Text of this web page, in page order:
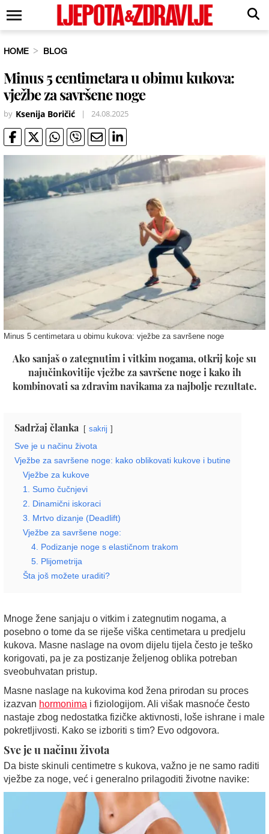
HOME BLOG
Minus 5 centimetara u obimu kukova:
vježbe za savršene noge
by Ksenija Boričić | 24.08.2025
Minus 5 centimetara u obimu kukova: vježbe za savršene noge
Ako sanjaš o zategnutim i vitkim nogama, otkrij koje su
najučinkovitije vježbe za savršene noge i kako ih
kombinovati sa zdravim navikama za najbolje rezultate.
Sadržaj članka sakrij
Sve je u načinu života
Vježbe za savršene noge: kako oblikovati kukove i butine
Vježbe za kukove
1. Sumo čučnjevi
2. Dinamični iskoraci
3. Mrtvo dizanje (Deadlift)
Vježbe za savršene noge:
4. Podizanje noge s elastičnom trakom
5. Plijometrija
Šta još možete uraditi?
Mnoge žene sanjaju o vitkim i zategnutim nogama, a
posebno o tome da se riješe viška centimetara u predjelu
kukova. Masne naslage na ovom dijelu tijela često je teško
korigovati, pa je za postizanje željenog oblika potreban
sveobuhvatan pristup.
Masne naslage na kukovima kod žena prirodan su proces
izazvan hormonima i fiziologijom. Ali višak masnoće često
nastaje zbog nedostatka fizičke aktivnosti, loše ishrane i male
pokretljivosti. Kako se izboriti s tim? Evo odgovora.
Sve je u načinu života
Da biste skinuli centimetre s kukova, važno je ne samo raditi
vježbe za noge, već i generalno prilagoditi životne navike: